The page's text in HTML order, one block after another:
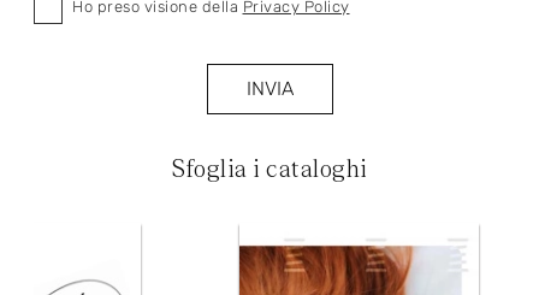
Sfoglia i cataloghi
Ho preso visione della Privacy Policy
INVIA